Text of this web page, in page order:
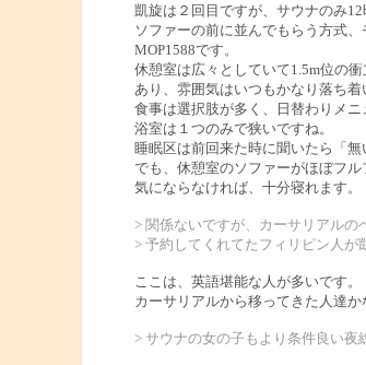
凱旋は２回目ですが、サウナのみ
ソファーの前に並んでもらう方式
MOP1588です。
休憩室は広々としていて1.5m位の
あり、雰囲気はいつもかなり落ち着
食事は選択肢が多く、日替わりメニ
浴室は１つのみで狭いですね。
睡眠区は前回来た時に聞いたら「無
でも、休憩室のソファーがほぼフ
気にならなければ、十分寝れます。
> 関係ないですが、カーサリアルの
> 予約してくれてたフィリピン人が
ここは、英語堪能な人が多いです。
カーサリアルから移ってきた人達か
> サウナの女の子もより条件良い夜